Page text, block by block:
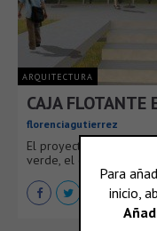
ARQUITECTURA
CAJA FLOTANTE
florenciagutierrez
El proyecto propone
verde, el cual tiene un